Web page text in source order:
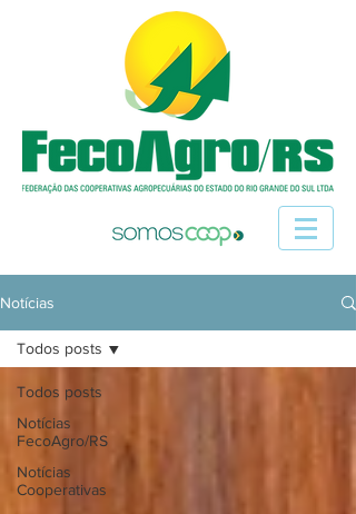
Notícias
Todos posts
Notícias
FecoAgro/RS
Notícias
Cooperativas
Todos posts